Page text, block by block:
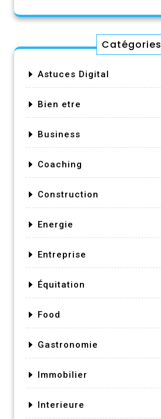
Catégories
Astuces Digital
Bien etre
Business
Coaching
Construction
Energie
Entreprise
Équitation
Food
Gastronomie
Immobilier
Interieure